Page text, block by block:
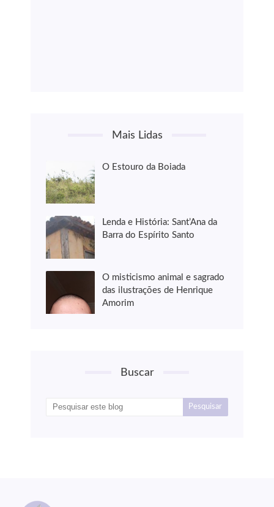
Mais Lidas
O Estouro da Boiada
Lenda e História: Sant’Ana da
Barra do Espírito Santo
O misticismo animal e sagrado
das ilustrações de Henrique
Amorim
Buscar